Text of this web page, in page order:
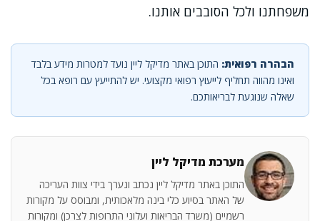
משפחתנו ולכל הסובבים אותנו.
הבהרה רפואית: התוכן באתר מדיקל ליין נועד למטרות מידע בלבד
ואינו מהווה תחליף לייעוץ רפואי מקצועי. יש להתייעץ עם רופא בכל
שאלה שנוגעת לבריאותכם.
מערכת מדיקל ליין
התוכן באתר מדיקל ליין נכתב ונערך בידי צוות העריכה
של האתר בסיוע כלי בינה מלאכותית, ומבוסס על מקורות
רשמיים (משרד הבריאות ועלוני התרופות לצרכן) ומקורות